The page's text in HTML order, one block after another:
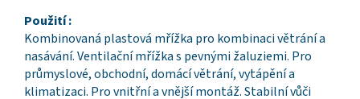
Použití :
Kombinovaná plastová mřížka pro kombinaci větrání a
nasávání. Ventilační mřížka s pevnými žaluziemi. Pro
průmyslové, obchodní, domácí větrání, vytápění a
klimatizaci. Pro vnitřní a vnější montáž. Stabilní vůči